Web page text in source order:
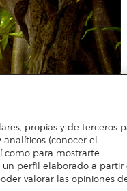
propias y de terceros
(conocer el
como para mostrarte
perfil elaborado a partir
valorar las opiniones